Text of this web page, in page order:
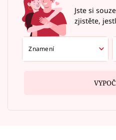
Jste si
zjistěte,